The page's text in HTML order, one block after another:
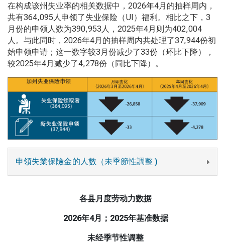
在构成该州失业率的相关数据中，2026年4月的抽样周内，
共有364,095人申领了失业保险（UI）福利。相比之下，3
月份的申领人数为390,953人，2025年4月则为402,004
人。与此同时，2026年4月的抽样周内共处理了37,944份初
始申领申请；这一数字较3月份减少了33份（环比下降），
较2025年4月减少了4,278份（同比下降）。
申領失業保險金的人數（未季節性調整 )
各县月度劳动力数据
2026年4月；2025年基准数据
未经季节性调整